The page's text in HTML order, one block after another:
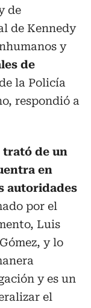
de
de Kennedy
y
de
la Policía
respondió a
trató de un
en
autoridades
por el
Luis
y lo
y es un
el